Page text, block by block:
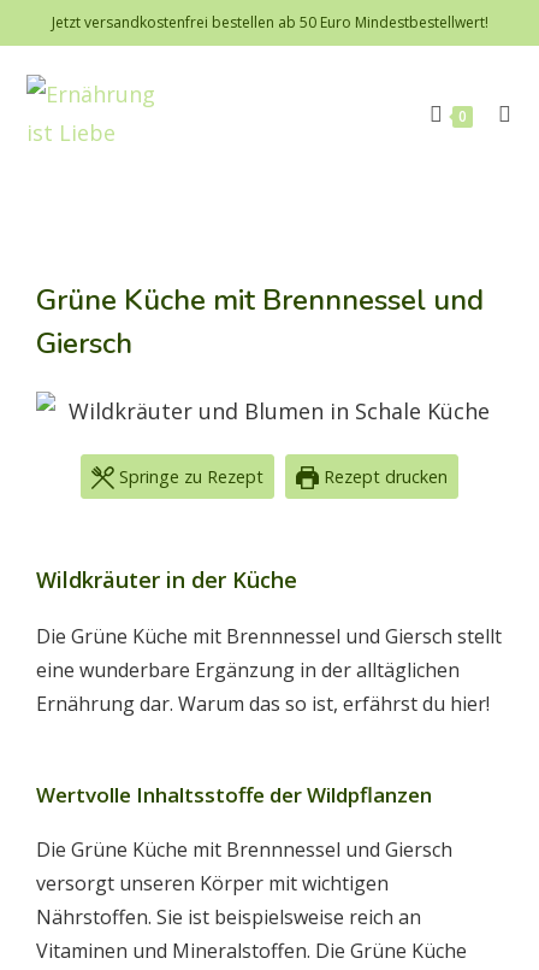
Jetzt versandkostenfrei bestellen ab 50 Euro Mindestbestellwert!
0
Grüne Küche mit Brennnessel und
Giersch
Springe zu Rezept Rezept drucken
Wildkräuter in der Küche
Die Grüne Küche mit Brennnessel und Giersch stellt
eine wunderbare Ergänzung in der alltäglichen
Ernährung dar. Warum das so ist, erfährst du hier!
Wertvolle Inhaltsstoffe der Wildpflanzen
Die Grüne Küche mit Brennnessel und Giersch
versorgt unseren Körper mit wichtigen
Nährstoffen. Sie ist beispielsweise reich an
Vitaminen und Mineralstoffen. Die Grüne Küche